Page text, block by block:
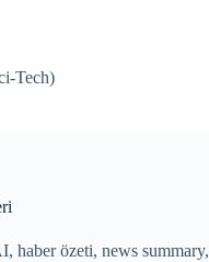
Tech)
, haber özeti, news summary,